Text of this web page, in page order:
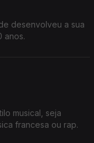
desenvolveu a sua
anos.
musical, seja
francesa ou rap.